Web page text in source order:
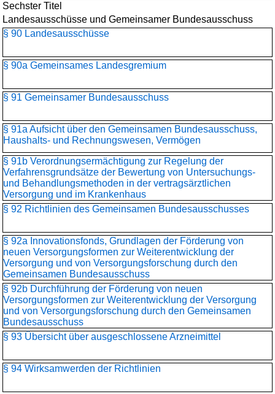
Sechster Titel
Landesausschüsse und Gemeinsamer Bundesausschuss
§ 90 Landesausschüsse
§ 90a Gemeinsames Landesgremium
§ 91 Gemeinsamer Bundesausschuss
§ 91a Aufsicht über den Gemeinsamen Bundesausschuss,
Haushalts- und Rechnungswesen, Vermögen
§ 91b Verordnungsermächtigung zur Regelung der
Verfahrensgrundsätze der Bewertung von Untersuchungs-
und Behandlungsmethoden in der vertragsärztlichen
Versorgung und im Krankenhaus
§ 92 Richtlinien des Gemeinsamen Bundesausschusses
§ 92a Innovationsfonds, Grundlagen der Förderung von
neuen Versorgungsformen zur Weiterentwicklung der
Versorgung und von Versorgungsforschung durch den
Gemeinsamen Bundesausschuss
§ 92b Durchführung der Förderung von neuen
Versorgungsformen zur Weiterentwicklung der Versorgung
und von Versorgungsforschung durch den Gemeinsamen
Bundesausschuss
§ 93 Übersicht über ausgeschlossene Arzneimittel
§ 94 Wirksamwerden der Richtlinien